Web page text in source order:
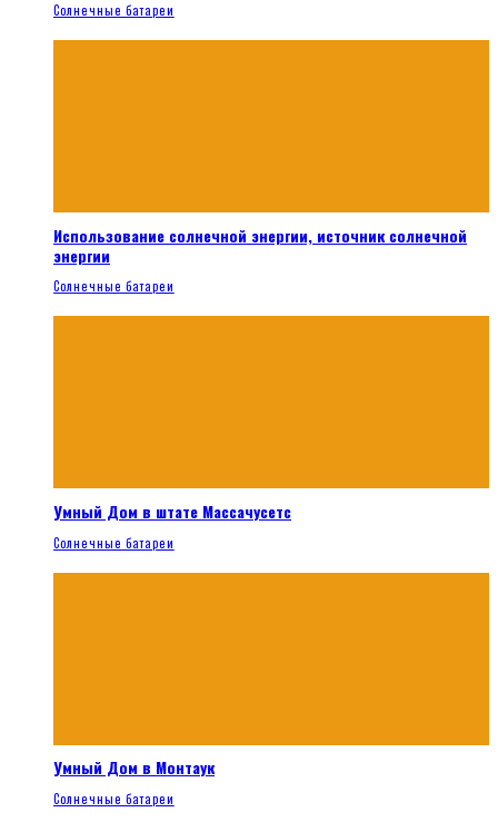
Солнечные батареи
Использование солнечной энергии, источник солнечной
энергии
Солнечные батареи
Умный Дом в штате Массачусетс
Солнечные батареи
Умный Дом в Монтаук
Солнечные батареи